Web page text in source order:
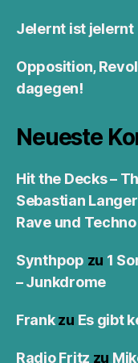
Jelernt ist jelernt
Opposition,
dagegen!
Neueste
Hit the Decks –
Sebastian Langer
Rave und
Synthpop zu 1
– Junkdrome
Frankzu Es gibt
Radio Fritz zu